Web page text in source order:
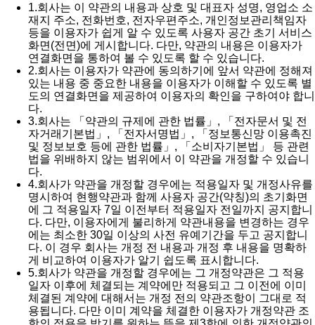
1.회사는 이 약관의 내용과 상호 및 대표자 성명, 영업소 소
재지 주소, 전화번호, 전자우편주소, 개인정보관리책임자
등을 이용자가 쉽게 알 수 있도록 사용자 공간 초기 서비스
화면(전면)에 게시합니다. 다만, 약관의 내용은 이용자가
연결화면을 통하여 볼 수 있도록 할 수 있습니다.
2.회사는 이용자가 약관에 동의하기에 앞서 약관에 정해져
있는 내용 중 중요한 내용을 이용자가 이해할 수 있도록 별
도의 연결화면을 제공하여 이용자의 확인을 구하여야 합니
다.
3.회사는 「약관의 규제에 관한 법률」, 「전자문서 및 전
자거래기본법」, 「전자서명법」, 「정보통신망 이용촉진
및 정보보호 등에 관한 법률」, 「소비자기본법」 등 관련
법을 위배하지 않는 범위에서 이 약관을 개정할 수 있습니
다.
4.회사가 약관을 개정할 경우에는 적용일자 및 개정사유를
명시하여 현행약관과 함께 사용자 공간(약칭)의 초기화면
에 그 적용일자 7일 이전부터 적용일자 전일까지 공지합니
다. 다만, 이용자에게 불리하게 약관내용을 변경하는 경우
에는 최소한 30일 이상의 사전 유예기간을 두고 공지합니
다. 이 경우 회사는 개정 전 내용과 개정 후 내용을 명확하
게 비교하여 이용자가 알기 쉽도록 표시합니다.
5.회사가 약관을 개정할 경우에는 그 개정약관은 그 적용
일자 이후에 체결되는 계약에만 적용되고 그 이전에 이미
체결된 계약에 대해서는 개정 전의 약관조항이 그대로 적
용됩니다. 다만 이미 계약을 체결한 이용자가 개정약관 조